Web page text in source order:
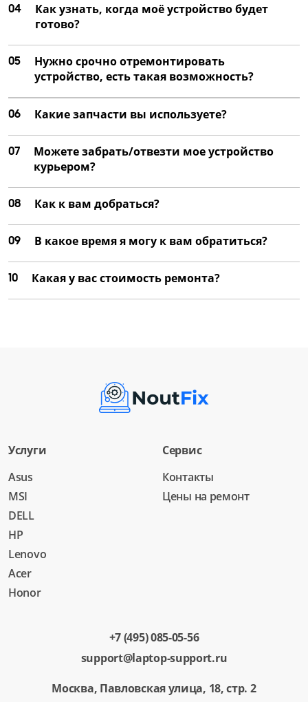
04
Как узнать, когда моё устройство будет
готово?
05
Нужно срочно отремонтировать
устройство, есть такая возможность?
06 Какие запчасти вы используете?
07
Можете забрать/отвезти мое устройство
курьером?
08 Как к вам добраться?
09 В какое время я могу к вам обратиться?
10 Какая у вас стоимость ремонта?
Услуги
Asus
MSI
DELL
HP
Lenovo
Acer
Honor
Сервис
Контакты
Цены на ремонт
+7 (495) 085-05-56
support@laptop-support.ru
Москва, Павловская улица, 18, стр. 2